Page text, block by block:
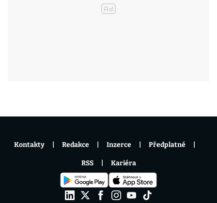
Kontakty Redakce Inzerce Předplatné
RSS Kariéra